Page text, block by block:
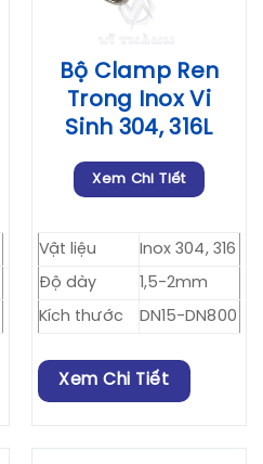
Bộ Clamp Ren
Trong Inox Vi
Sinh 304, 316L
Xem Chi Tiết
Vật liệu
Inox 304, 316
Độ dày
1,5-2mm
Kích thước
DN15-DN800
Xem Chi Tiết